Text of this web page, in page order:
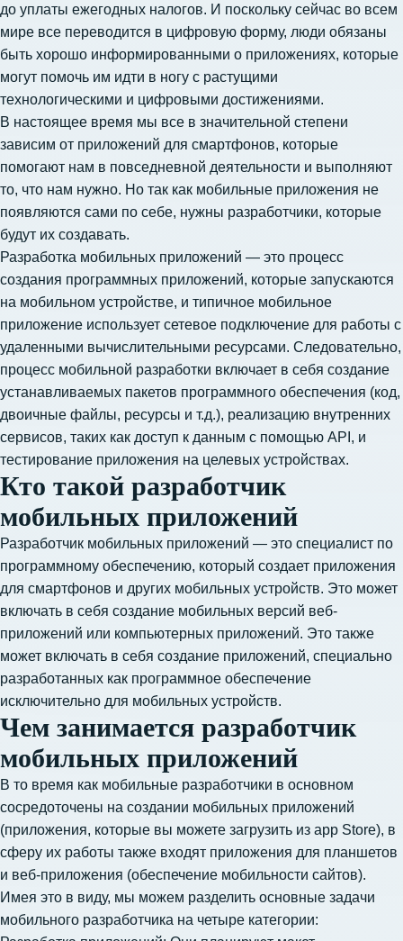
до уплаты ежегодных налогов. И поскольку сейчас во всем
мире все переводится в цифровую форму, люди обязаны
быть хорошо информированными о приложениях, которые
могут помочь им идти в ногу с растущими
технологическими и цифровыми достижениями.
В настоящее время мы все в значительной степени
зависим от приложений для смартфонов, которые
помогают нам в повседневной деятельности и выполняют
то, что нам нужно. Но так как мобильные приложения не
появляются сами по себе, нужны разработчики, которые
будут их создавать.
Разработка мобильных приложений — это процесс
создания программных приложений, которые запускаются
на мобильном устройстве, и типичное мобильное
приложение использует сетевое подключение для работы с
удаленными вычислительными ресурсами. Следовательно,
процесс мобильной разработки включает в себя создание
устанавливаемых пакетов программного обеспечения (код,
двоичные файлы, ресурсы и т.д.), реализацию внутренних
сервисов, таких как доступ к данным с помощью API, и
тестирование приложения на целевых устройствах.
Кто такой разработчик
мобильных приложений
Разработчик мобильных приложений — это специалист по
программному обеспечению, который создает приложения
для смартфонов и других мобильных устройств. Это может
включать в себя создание мобильных версий веб-
приложений или компьютерных приложений. Это также
может включать в себя создание приложений, специально
разработанных как программное обеспечение
исключительно для мобильных устройств.
Чем занимается разработчик
мобильных приложений
В то время как мобильные разработчики в основном
сосредоточены на создании мобильных приложений
(приложения, которые вы можете загрузить из app Store), в
сферу их работы также входят приложения для планшетов
и веб-приложения (обеспечение мобильности сайтов).
Имея это в виду, мы можем разделить основные задачи
мобильного разработчика на четыре категории: